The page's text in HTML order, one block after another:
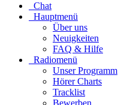
Chat
Hauptmenü
Über uns
Neuigkeiten
FAQ & Hilfe
Radiomenü
Unser Programm
Hörer Charts
Tracklist